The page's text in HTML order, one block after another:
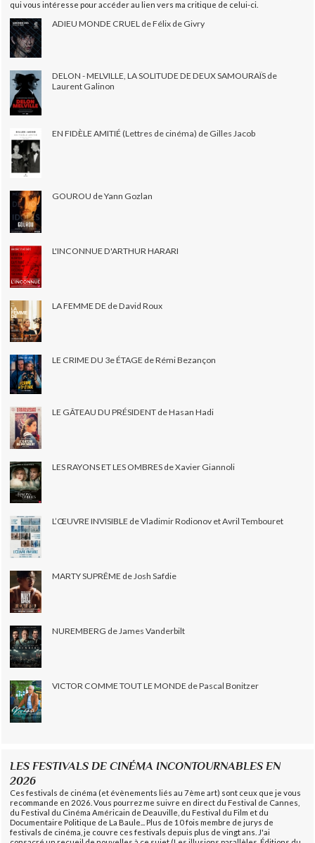
qui vous intéresse pour accéder au lien vers ma critique de celui-ci.
ADIEU MONDE CRUEL de Félix de Givry
DELON - MELVILLE, LA SOLITUDE DE DEUX SAMOURAÏS de
Laurent Galinon
EN FIDÈLE AMITIÉ (Lettres de cinéma) de Gilles Jacob
GOUROU de Yann Gozlan
L'INCONNUE D'ARTHUR HARARI
LA FEMME DE de David Roux
LE CRIME DU 3e ÉTAGE de Rémi Bezançon
LE GÂTEAU DU PRÉSIDENT de Hasan Hadi
LES RAYONS ET LES OMBRES de Xavier Giannoli
L’ŒUVRE INVISIBLE de Vladimir Rodionov et Avril Tembouret
MARTY SUPRÊME de Josh Safdie
NUREMBERG de James Vanderbilt
VICTOR COMME TOUT LE MONDE de Pascal Bonitzer
LES FESTIVALS DE CINÉMA INCONTOURNABLES EN
2026
Ces festivals de cinéma (et évènements liés au 7ème art) sont ceux que je vous
recommande en 2026. Vous pourrez me suivre en direct du Festival de Cannes,
du Festival du Cinéma Américain de Deauville, du Festival du Film et du
Documentaire Politique de La Baule... Plus de 10 fois membre de jurys de
festivals de cinéma, je couvre ces festivals depuis plus de vingt ans. J'ai